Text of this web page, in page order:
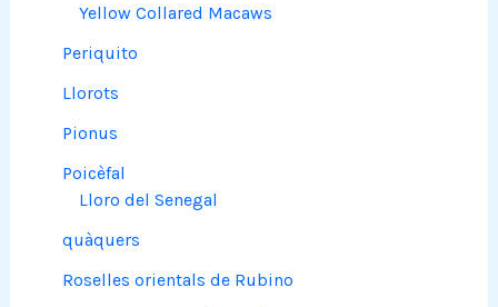
Yellow Collared Macaws
Periquito
Llorots
Pionus
Poicèfal
Lloro del Senegal
quàquers
Roselles orientals de Rubino